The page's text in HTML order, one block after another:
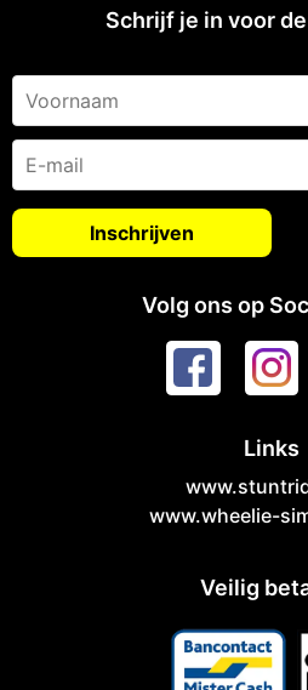
Schrijf je in voor
Volg ons op
Links
www.wheelie-
Veilig